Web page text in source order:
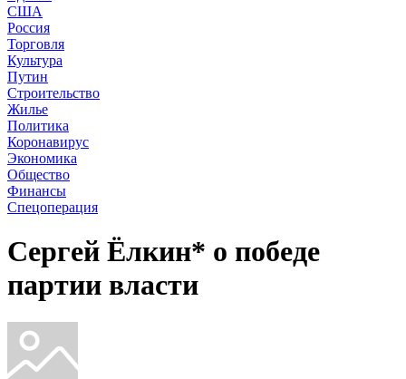
США
Россия
Торговля
Культура
Путин
Строительство
Жилье
Политика
Коронавирус
Экономика
Общество
Финансы
Спецоперация
Сергей Ёлкин* о победе
партии власти